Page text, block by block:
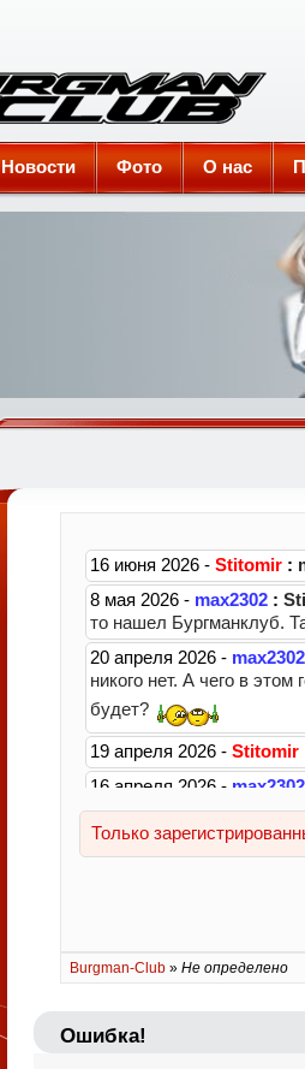
Новости Фото О нас
Burgman-Club » Не определено
Ошибка!